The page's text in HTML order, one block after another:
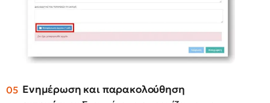
Ενημέρωση και παρακολούθηση